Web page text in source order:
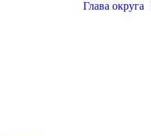
Глава округа